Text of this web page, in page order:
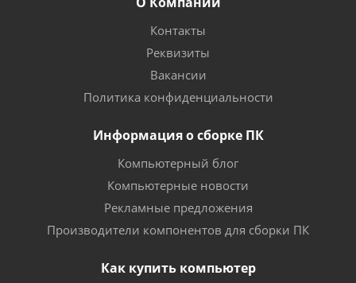
Контакты
Реквизиты
Вакансии
Политика конфиденциальности
Информация о сборке ПК
Компьютерный блог
Компьютерные новости
Рекламные предложения
Производители компонентов для сборки ПК
Как купить компьютер